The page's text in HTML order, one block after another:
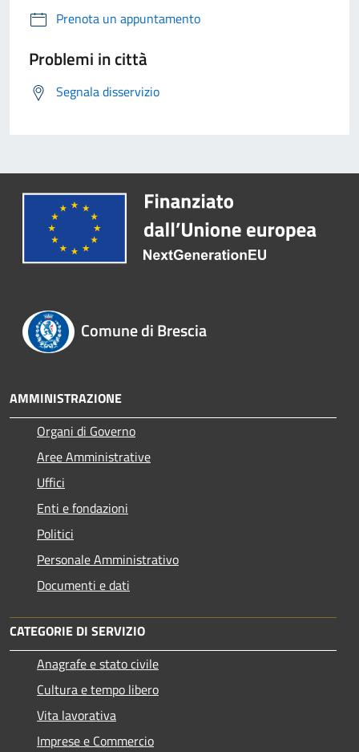
Prenota un appuntamento
Problemi in città
Segnala disservizio
Comune di Brescia
AMMINISTRAZIONE
Organi di Governo
Aree Amministrative
Uffici
Enti e fondazioni
Politici
Personale Amministrativo
Documenti e dati
CATEGORIE DI SERVIZIO
Anagrafe e stato civile
Cultura e tempo libero
Vita lavorativa
Imprese e Commercio